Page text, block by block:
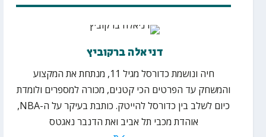
דניאלה ברקוביץ ‏
חיה ונושמת כדורסל מגיל 11, מנתחת את המקצוע
והמשחק עד הפרטים הכי קטנים, מכורה למספרים ולומדת
כיום לשלב בין כדורסל להייטק. כותבת בעיקר על ה-NBA,
אוהדת מכבי תל אביב ואת הדנבר נאגטס